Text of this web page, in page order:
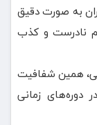
به صورت دقیق
نادرست و کذب
همین شفافیت
دوره‌های زمانی